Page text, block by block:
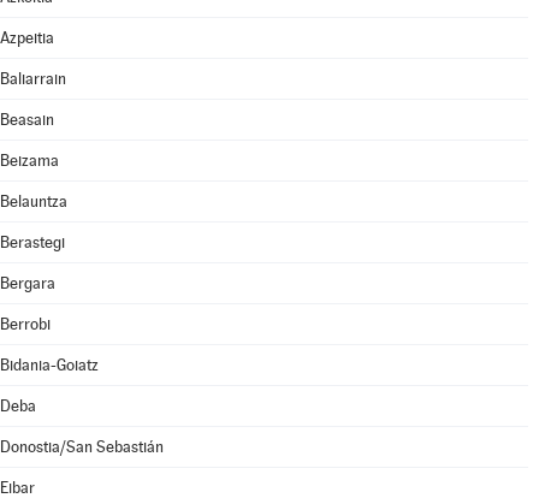
Azpeitia
Baliarrain
Beasain
Beizama
Belauntza
Berastegi
Bergara
Berrobi
Bidania-Goiatz
Deba
Donostia/San Sebastián
Eibar